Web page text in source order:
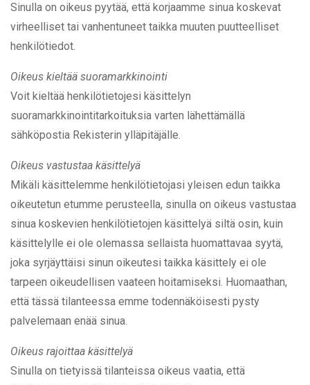
Sinulla on oikeus pyytää, että korjaamme sinua koskevat
virheelliset tai vanhentuneet taikka muuten puutteelliset
henkilötiedot.
Oikeus kieltää suoramarkkinointi
Voit kieltää henkilötietojesi käsittelyn
suoramarkkinointitarkoituksia varten lähettämällä
sähköpostia Rekisterin ylläpitäjälle.
Oikeus vastustaa käsittelyä
Mikäli käsittelemme henkilötietojasi yleisen edun taikka
oikeutetun etumme perusteella, sinulla on oikeus vastustaa
sinua koskevien henkilötietojen käsittelyä siltä osin, kuin
käsittelylle ei ole olemassa sellaista huomattavaa syytä,
joka syrjäyttäisi sinun oikeutesi taikka käsittely ei ole
tarpeen oikeudellisen vaateen hoitamiseksi. Huomaathan,
että tässä tilanteessa emme todennäköisesti pysty
palvelemaan enää sinua.
Oikeus rajoittaa käsittelyä
Sinulla on tietyissä tilanteissa oikeus vaatia, että